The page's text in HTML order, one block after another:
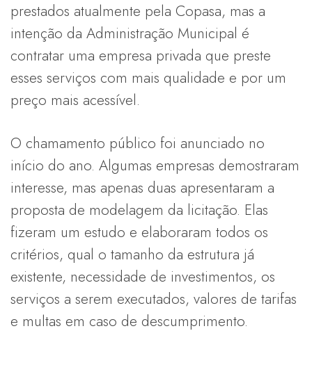
prestados atualmente pela Copasa, mas a
intenção da Administração Municipal é
contratar uma empresa privada que preste
esses serviços com mais qualidade e por um
preço mais acessível.
O chamamento público foi anunciado no
início do ano. Algumas empresas demostraram
interesse, mas apenas duas apresentaram a
proposta de modelagem da licitação. Elas
fizeram um estudo e elaboraram todos os
critérios, qual o tamanho da estrutura já
existente, necessidade de investimentos, os
serviços a serem executados, valores de tarifas
e multas em caso de descumprimento.